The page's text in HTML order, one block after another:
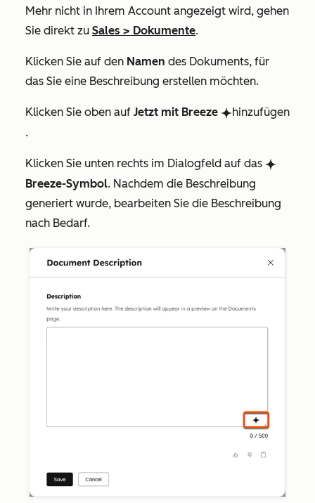
Mehr nicht in Ihrem Account angezeigt wird, gehen
Sie direkt zu Sales > Dokumente.
Klicken Sie auf den Namen des Dokuments, für
das Sie eine Beschreibung erstellen möchten.
Klicken Sie oben auf Jetzt mit Breeze breezeSingleStarhinzufügen
.
Klicken Sie unten rechts im Dialogfeld auf das breezeSingleStar
Breeze-Symbol. Nachdem die Beschreibung
generiert wurde, bearbeiten Sie die Beschreibung
nach Bedarf.